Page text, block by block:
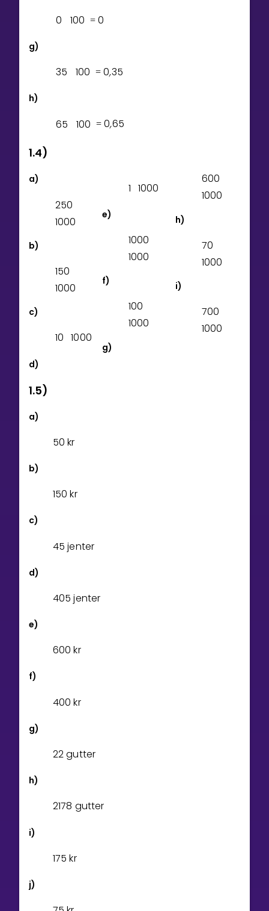
0 100 = 0
g)
35 100 = 0,35
h)
65 100 = 0,65
1.4)
a)
250
1000
b)
150
1000
c)
10 1000
d)
1 1000
e)
1000
1000
f)
100
1000
g)
600
1000
h)
70
1000
i)
700
1000
1.5)
a)
50 kr
b)
150 kr
c)
45 jenter
d)
405 jenter
e)
600 kr
f)
400 kr
g)
22 gutter
h)
2178 gutter
i)
175 kr
j)